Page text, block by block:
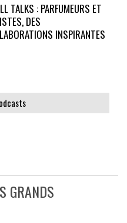
TALKS : PARFUMEURS ET
DES
INSPIRANTES
GRANDS